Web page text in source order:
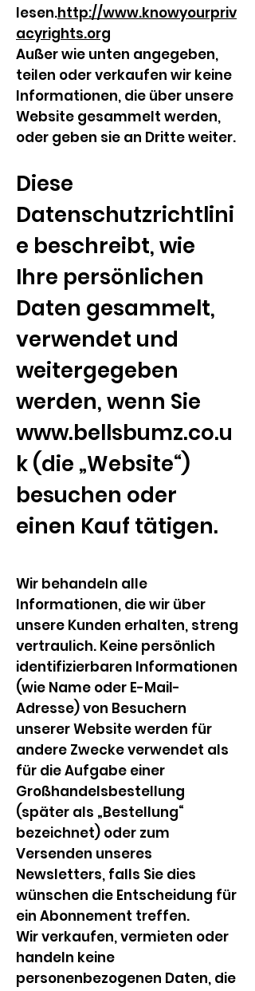
lesen.http://www.knowyourpriv
acyrights.org
Außer wie unten angegeben,
teilen oder verkaufen wir keine
Informationen, die über unsere
Website gesammelt werden,
oder geben sie an Dritte weiter.
Diese
Datenschutzrichtlini
e beschreibt, wie
Ihre persönlichen
Daten gesammelt,
verwendet und
weitergegeben
werden, wenn Sie
www.bellsbumz.co.u
k(die „Website“)
besuchen oder
einen Kauf tätigen.
Wir behandeln alle
Informationen, die wir über
unsere Kunden erhalten, streng
vertraulich. Keine persönlich
identifizierbaren Informationen
(wie Name oder E-Mail-
Adresse) von Besuchern
unserer Website werden für
andere Zwecke verwendet als
für die Aufgabe einer
Großhandelsbestellung
(später als „Bestellung“
bezeichnet) oder zum
Versenden unseres
Newsletters, falls Sie dies
wünschen die Entscheidung für
ein Abonnement treffen.
Wir verkaufen, vermieten oder
handeln keine
personenbezogenen Daten, die